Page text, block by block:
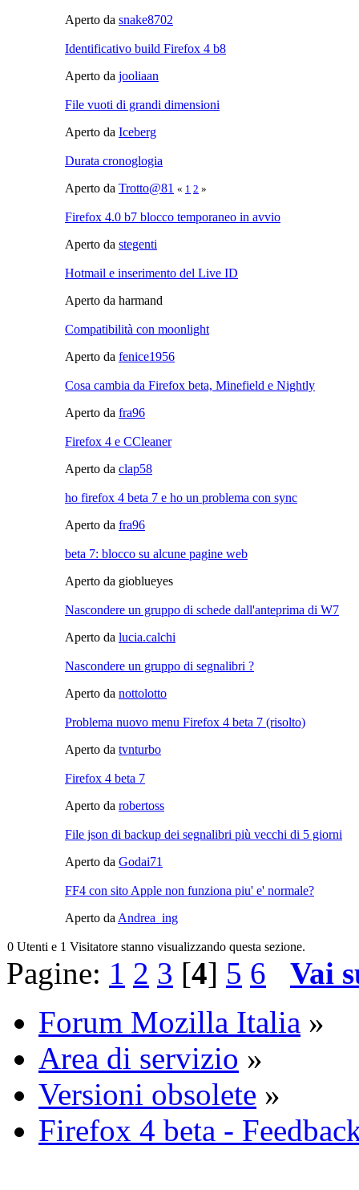
Aperto da snake8702
Identificativo build Firefox 4 b8
Aperto da jooliaan
File vuoti di grandi dimensioni
Aperto da Iceberg
Durata cronoglogia
Aperto da Trotto@81 « 1 2 »
Firefox 4.0 b7 blocco temporaneo in avvio
Aperto da stegenti
Hotmail e inserimento del Live ID
Aperto da harmand
Compatibilità con moonlight
Aperto da fenice1956
Cosa cambia da Firefox beta, Minefield e Nightly
Aperto da fra96
Firefox 4 e CCleaner
Aperto da clap58
ho firefox 4 beta 7 e ho un problema con sync
Aperto da fra96
beta 7: blocco su alcune pagine web
Aperto da gioblueyes
Nascondere un gruppo di schede dall'anteprima di W7
Aperto da lucia.calchi
Nascondere un gruppo di segnalibri ?
Aperto da nottolotto
Problema nuovo menu Firefox 4 beta 7 (risolto)
Aperto da tvnturbo
Firefox 4 beta 7
Aperto da robertoss
File json di backup dei segnalibri più vecchi di 5 giorni
Aperto da Godai71
FF4 con sito Apple non funziona piu' e' normale?
Aperto da Andrea_ing
0 Utenti e 1 Visitatore stanno visualizzando questa sezione.
Pagine: 1 2 3 [4] 5 6
Vai
Forum Mozilla Italia »
Area di servizio »
Versioni obsolete »
Firefox 4 beta -